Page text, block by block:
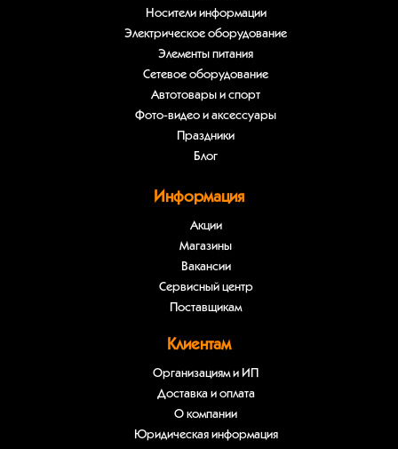
Носители информации
Электрическое оборудование
Элементы питания
Сетевое оборудование
Автотовары и спорт
Фото-видео и аксессуары
Праздники
Блог
Информация
Акции
Магазины
Вакансии
Сервисный центр
Поставщикам
Клиентам
Организациям и ИП
Доставка и оплата
О компании
Юридическая информация